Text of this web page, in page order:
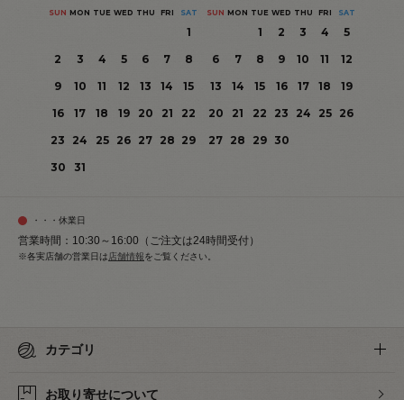
SUN MON TUE WED THU FRI SAT
1
2
3 4 5 6 7
8
9
10 11 12 13 14
15
16
17 18 19 20 21
22
23
24 25 26 27 28 29
30
31
SUN MON TUE WED THU FRI SAT
1 2 3 4
5
6
7 8 9 10 11
12
13
14 15 16 17 18
19
20
21 22 23 24 25
26
27 28 29 30
・・・休業日
営業時間：10:30～16:00（ご注文は24時間受付）
※各実店舗の営業日は 店舗情報をご覧ください。
カテゴリ
お取り寄せについて